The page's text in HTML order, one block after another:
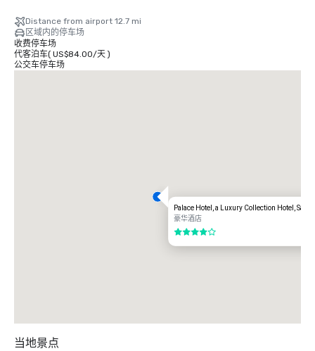
Distance from airport 12.7 mi
区域内的停车场
收费停车场
代客泊车( US$84.00/天)
公交车停车场
Palace Hotel, a Luxury Collection Hotel, San
豪华酒店
4/5
当地景点